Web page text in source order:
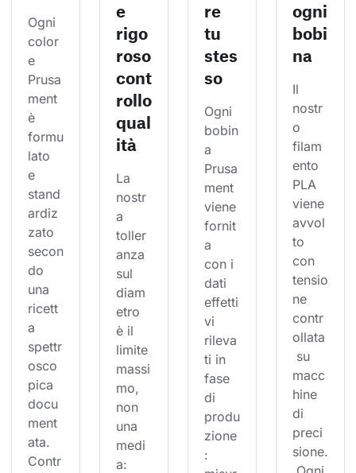
Ogni
color
e
Prusa
ment
è
formu
lato
e
stand
ardiz
zato
secon
do
una
ricett
a
spettr
osco
pica
docu
ment
ata.
Contr
e
rigo
roso
cont
rollo
qual
ità
La
nostr
a
toller
anza
sul
diam
etro
è il
limite
massi
mo,
non
una
medi
a:
re
tu
stes
so
Ogni
bobin
a
Prusa
ment
viene
fornit
a
con i
dati
effetti
vi
rileva
ti in
fase
di
produ
zione
:
ogni
bobi
na
Il
nostr
o
filam
ento
PLA
viene
avvol
to
con
tensio
ne
contr
ollata
su
macc
hine
di
preci
sione.